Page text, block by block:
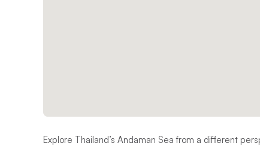
Explore Thailand’s Andaman Sea from a different